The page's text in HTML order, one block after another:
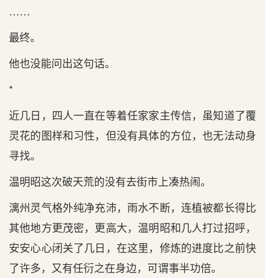
……
最终。
他也没能问出这句话。
*
近几日，四人一直在等着任家家主传信，虽知道了覆
灵花的图样和习性，但没有具体的方位，也无法动身
寻找。
温明昭这次破天荒的没有去街市上凑热闹。
漓州灵气格外纯净充沛，雨水不断，连植被都长得比
其他地方更茂密，更高大，温明昭和几人打过招呼，
安安心心闭关了几日，在这里，修炼的进度比之前快
了许多，又有任衍之在身边，可谓事半功倍。